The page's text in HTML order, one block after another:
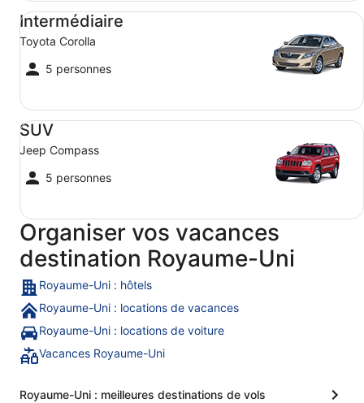
Intermédiaire
Toyota Corolla
5 personnes
Intermédiaire Toyota Corolla
SUV
Jeep Compass
5 personnes
SUV Jeep Compass
Organiser vos vacances
destination Royaume-Uni
Royaume-Uni : hôtels
Royaume-Uni : locations de vacances
Royaume-Uni : locations de voiture
Vacances Royaume-Uni
Royaume-Uni : meilleures destinations de vols